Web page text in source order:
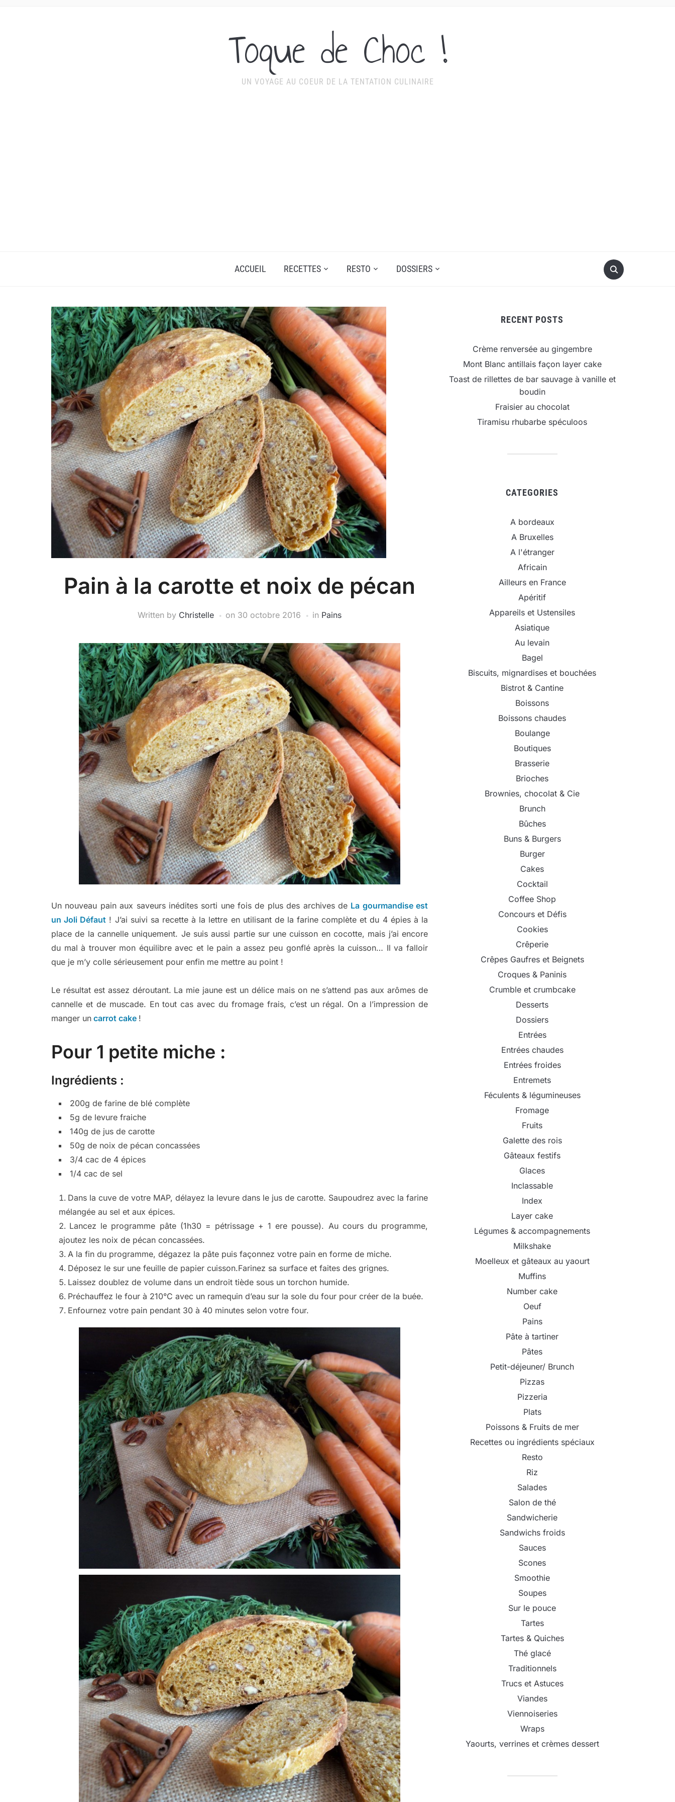
Toque de Choc !
UN VOYAGE AU COEUR DE LA TENTATION CULINAIRE
ACCUEIL RECETTES RESTO DOSSIERS
Pain à la carotte et noix de pécan
Written by Christelle on 30 octobre 2016 in Pains
Un nouveau pain aux saveurs inédites sorti une fois de plus des archives de La gourmandise est
un Joli Défaut ! J’ai suivi sa recette à la lettre en utilisant de la farine complète et du 4 épies à la
place de la cannelle uniquement. Je suis aussi partie sur une cuisson en cocotte, mais j’ai encore
du mal à trouver mon équilibre avec et le pain a assez peu gonflé après la cuisson… Il va falloir
que je m’y colle sérieusement pour enfin me mettre au point !
Le résultat est assez déroutant. La mie jaune est un délice mais on ne s’attend pas aux arômes de
cannelle et de muscade. En tout cas avec du fromage frais, c’est un régal. On a l’impression de
manger un carrot cake !
Pour 1 petite miche :
Ingrédients :
200g de farine de blé complète
5g de levure fraiche
140g de jus de carotte
50g de noix de pécan concassées
3/4 cac de 4 épices
1/4 cac de sel
Dans la cuve de votre MAP, délayez la levure dans le jus de carotte. Saupoudrez avec la farine
mélangée au sel et aux épices.
Lancez le programme pâte (1h30 = pétrissage + 1 ere pousse). Au cours du programme,
ajoutez les noix de pécan concassées.
A la fin du programme, dégazez la pâte puis façonnez votre pain en forme de miche.
Déposez le sur une feuille de papier cuisson.Farinez sa surface et faites des grignes.
Laissez doublez de volume dans un endroit tiède sous un torchon humide.
Préchauffez le four à 210°C avec un ramequin d’eau sur la sole du four pour créer de la buée.
Enfournez votre pain pendant 30 à 40 minutes selon votre four.
RECENT POSTS
Crème renversée au gingembre
Mont Blanc antillais façon layer cake
Toast de rillettes de bar sauvage à vanille et
boudin
Fraisier au chocolat
Tiramisu rhubarbe spéculoos
CATEGORIES
A bordeaux
A Bruxelles
A l'étranger
Africain
Ailleurs en France
Apéritif
Appareils et Ustensiles
Asiatique
Au levain
Bagel
Biscuits, mignardises et bouchées
Bistrot & Cantine
Boissons
Boissons chaudes
Boulange
Boutiques
Brasserie
Brioches
Brownies, chocolat & Cie
Brunch
Bûches
Buns & Burgers
Burger
Cakes
Cocktail
Coffee Shop
Concours et Défis
Cookies
Crêperie
Crêpes Gaufres et Beignets
Croques & Paninis
Crumble et crumbcake
Desserts
Dossiers
Entrées
Entrées chaudes
Entrées froides
Entremets
Féculents & légumineuses
Fromage
Fruits
Galette des rois
Gâteaux festifs
Glaces
Inclassable
Index
Layer cake
Légumes & accompagnements
Milkshake
Moelleux et gâteaux au yaourt
Muffins
Number cake
Oeuf
Pains
Pâte à tartiner
Pâtes
Petit-déjeuner/ Brunch
Pizzas
Pizzeria
Plats
Poissons & Fruits de mer
Recettes ou ingrédients spéciaux
Resto
Riz
Salades
Salon de thé
Sandwicherie
Sandwichs froids
Sauces
Scones
Smoothie
Soupes
Sur le pouce
Tartes
Tartes & Quiches
Thé glacé
Traditionnels
Trucs et Astuces
Viandes
Viennoiseries
Wraps
Yaourts, verrines et crèmes dessert